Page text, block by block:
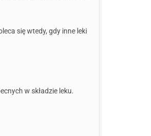
się wtedy, gdy inne leki
w składzie leku.